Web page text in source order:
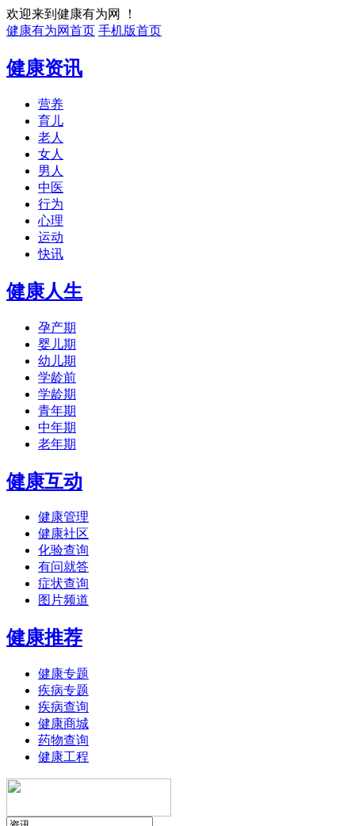
欢迎来到健康有为网 ！
健康有为网首页 手机版首页
健康资讯
营养
育儿
老人
女人
男人
中医
行为
心理
运动
快讯
健康人生
孕产期
婴儿期
幼儿期
学龄前
学龄期
青年期
中年期
老年期
健康互动
健康管理
健康社区
化验查询
有问就答
症状查询
图片频道
健康推荐
健康专题
疾病专题
疾病查询
健康商城
药物查询
健康工程